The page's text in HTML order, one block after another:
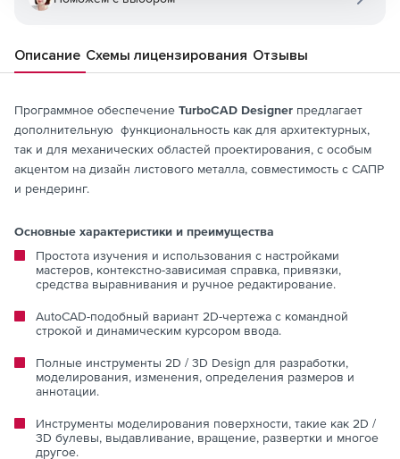
Описание Схемы лицензирования Отзывы
Программное обеспечение TurboCAD Designer предлагает
дополнительную функциональность как для архитектурных,
так и для механических областей проектирования, с особым
акцентом на дизайн листового металла, совместимость с САПР
и рендеринг.
Основные характеристики и преимущества
Простота изучения и использования с настройками
мастеров, контекстно-зависимая справка, привязки,
средства выравнивания и ручное редактирование.
AutoCAD-подобный вариант 2D-чертежа с командной
строкой и динамическим курсором ввода.
Полные инструменты 2D / 3D Design для разработки,
моделирования, изменения, определения размеров и
аннотации.
Инструменты моделирования поверхности, такие как 2D /
3D булевы, выдавливание, вращение, развертки и многое
другое.